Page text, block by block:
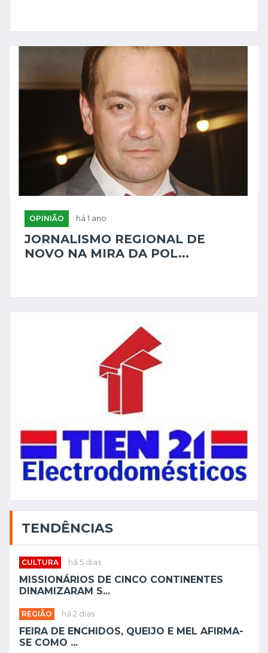
OPINIÃO há 1 ano
JORNALISMO REGIONAL DE
NOVO NA MIRA DA POL...
TENDÊNCIAS
CULTURA há 5 dias
MISSIONÁRIOS DE CINCO CONTINENTES
DINAMIZARAM S...
REGIÃO há 2 dias
FEIRA DE ENCHIDOS, QUEIJO E MEL AFIRMA-
SE COMO ...